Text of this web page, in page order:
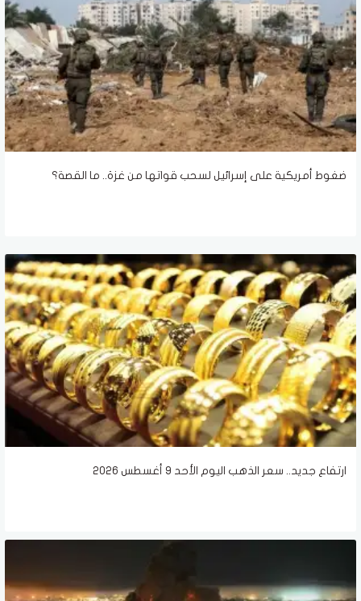
ضغوط أمريكية على إسرائيل لسحب قواتها من غزة.. ما القصة؟
ارتفاع جديد.. سعر الذهب اليوم الأحد 9 أغسطس 2026